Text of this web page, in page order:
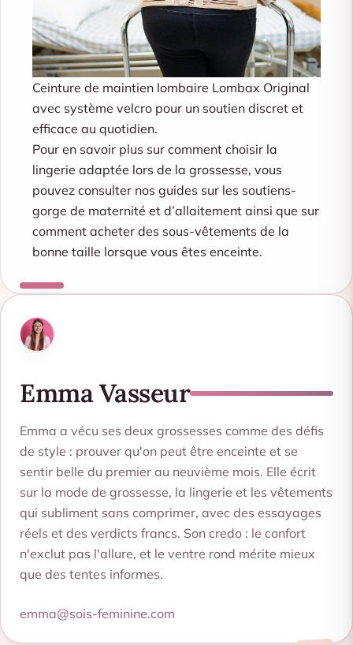
Ceinture de maintien lombaire Lombax Original
avec système velcro pour un soutien discret et
efficace au quotidien.
Pour en savoir plus sur comment choisir la
lingerie adaptée lors de la grossesse, vous
pouvez consulter nos guides sur les soutiens-
gorge de maternité et d’allaitement ainsi que sur
comment acheter des sous-vêtements de la
bonne taille lorsque vous êtes enceinte.
Emma Vasseur
Emma a vécu ses deux grossesses comme des défis
de style : prouver qu'on peut être enceinte et se
sentir belle du premier au neuvième mois. Elle écrit
sur la mode de grossesse, la lingerie et les vêtements
qui subliment sans comprimer, avec des essayages
réels et des verdicts francs. Son credo : le confort
n'exclut pas l'allure, et le ventre rond mérite mieux
que des tentes informes.
emma@sois-feminine.com